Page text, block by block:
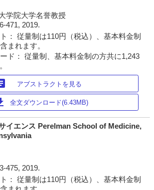
学院大学名誉教授
471, 2019.
： 従量制は110円（税込）、基本料金制
まれます。
ド： 従量制、基本料金制の方共に1,243
アブストラクトを見る
全文ダウンロード(6.43MB)
イエンス Perelman School of Medicine,
475, 2019.
： 従量制は110円（税込）、基本料金制